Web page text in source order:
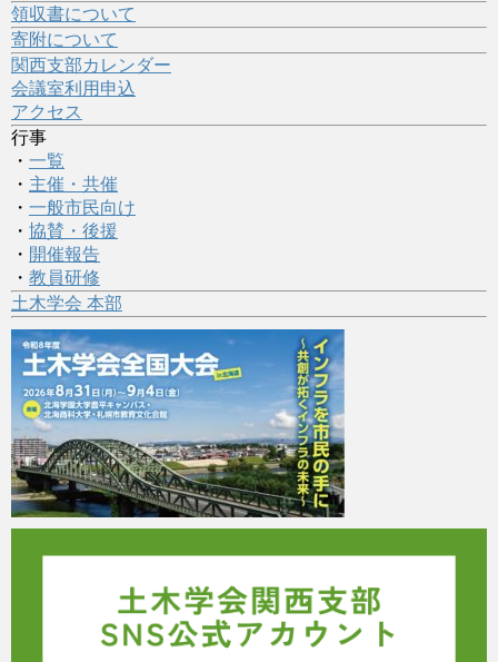
領収書について
寄附について
関西支部カレンダー
会議室利用申込
アクセス
行事
・ 一覧
・ 主催・共催
・ 一般市民向け
・ 協賛・後援
・ 開催報告
・ 教員研修
土木学会 本部